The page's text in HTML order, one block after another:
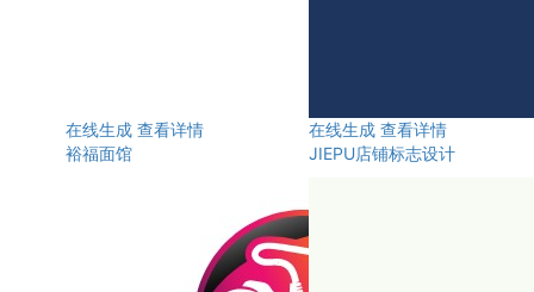
在线生成 查看详情
裕福面馆
在线生成 查看详情
JIEPU店铺标志设计